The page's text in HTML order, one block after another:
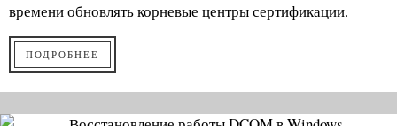
времени обновлять корневые центры сертификации.
ПОДРОБНЕЕ